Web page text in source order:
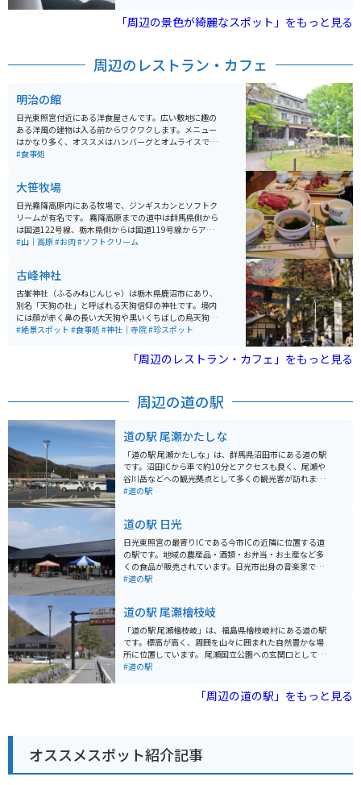
「周辺の景色が綺麗なスポット」をもっと見る
周辺のレストラン・カフェ
明治の館
日光東照宮付近にある洋食屋さんです。広い敷地に趣の
ある洋風の建物は入る前からワクワクします。メニュー
はかなり多く、オススメはハンバーグとオムライスで
す。昔ながらの味わいで、明治時代にタイムスリッフし
は持ち帰りもあるので、自宅でも楽しめます。
#食事処
大笹牧場
日光霧降高原内にある牧場で、ジンギスカンとソフトク
リームが有名です。 霧降高原までの道中は群馬県側から
は国道122号線、栃木県側からは国道119号線からアク
セス出来ます。駐車場も広いです。 周辺には、日光東照
も多数あります。
#山｜高原#お肉#ソフトクリーム
古峰神社
古峯神社（ふるみねじんじゃ）は栃木県鹿沼市にあり、
別名「天狗の社」と呼ばれる天狗信仰の神社です。境内
には顔が赤く鼻の長い大天狗や黒いくちばしの烏天狗な
ど所狭しとたくさんの天狗様が飾られています。 川の向
方メートル（30000坪）の廻遊式日本庭園があります。
紅葉の名所として知られています。
#絶景スポット #食事処 #神社｜寺院#珍スポット
「周辺のレストラン・カフェ」をもっと見る
周辺の道の駅
道の駅 尾瀬かたしな
「道の駅 尾瀬かたしな」は、群馬県沼田市にある道の駅
です。沼田ICから車で約10分とアクセスも良く、尾瀬や
谷川岳などへの観光拠点として多くの観光客が訪れま
す。 道の駅には、地元の新鮮な野菜や果物を販売する農
粉を使用した手打ち蕎麦です。 また、道の駅に隣接して
「かたしなエコミュージアムセンター」があり、尾瀬や
谷川岳の自然、動植物について学ぶことができます。 バ
イクで訪れる場合、道の駅には広い駐車場が完備されて
いるので安心です。尾瀬方面へは国道401号線を走り、
#道の駅
道の駅 日光
日光東照宮の最寄りICである今市ICの近隣に位置する道
の駅です。地域の農産品・酒類・お弁当・お土産など多
くの食品が販売されています。日光市出身の音楽家であ
り、多くの演歌の名曲を生み出した船村徹さんの記念ミ
#道の駅
道の駅 尾瀬檜枝岐
「道の駅 尾瀬檜枝岐」は、福島県檜枝岐村にある道の駅
です。標高が高く、周囲を山々に囲まれた自然豊かな場
所に位置しています。 尾瀬国立公園への玄関口として知
られており、多くの登山客が訪れます。また、檜枝岐村
食材を使ったレストランや、特産品を販売する売店があ
ります。檜枝岐そばや山菜料理などが人気です。バイク
#道の駅
「周辺の道の駅」をもっと見る
オススメスポット紹介記事